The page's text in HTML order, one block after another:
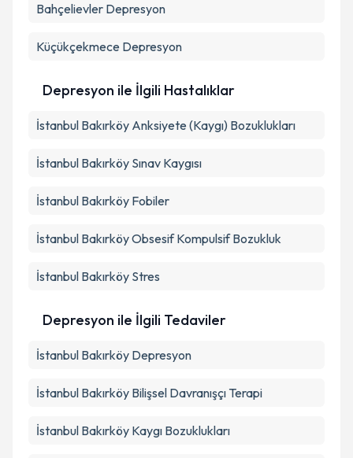
Bahçelievler Depresyon
Küçükçekmece Depresyon
Depresyon ile İlgili Hastalıklar
İstanbul Bakırköy Anksiyete (Kaygı) Bozuklukları
İstanbul Bakırköy Sınav Kaygısı
İstanbul Bakırköy Fobiler
İstanbul Bakırköy Obsesif Kompulsif Bozukluk
İstanbul Bakırköy Stres
Depresyon ile İlgili Tedaviler
İstanbul Bakırköy Depresyon
İstanbul Bakırköy Bilişsel Davranışçı Terapi
İstanbul Bakırköy Kaygı Bozuklukları